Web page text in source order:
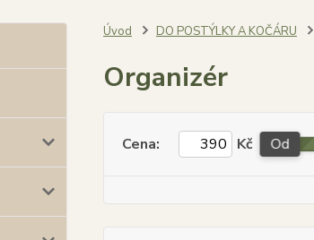
Úvod DO POSTÝLKY A KOČÁRU
Organizér
Cena: Kč Od